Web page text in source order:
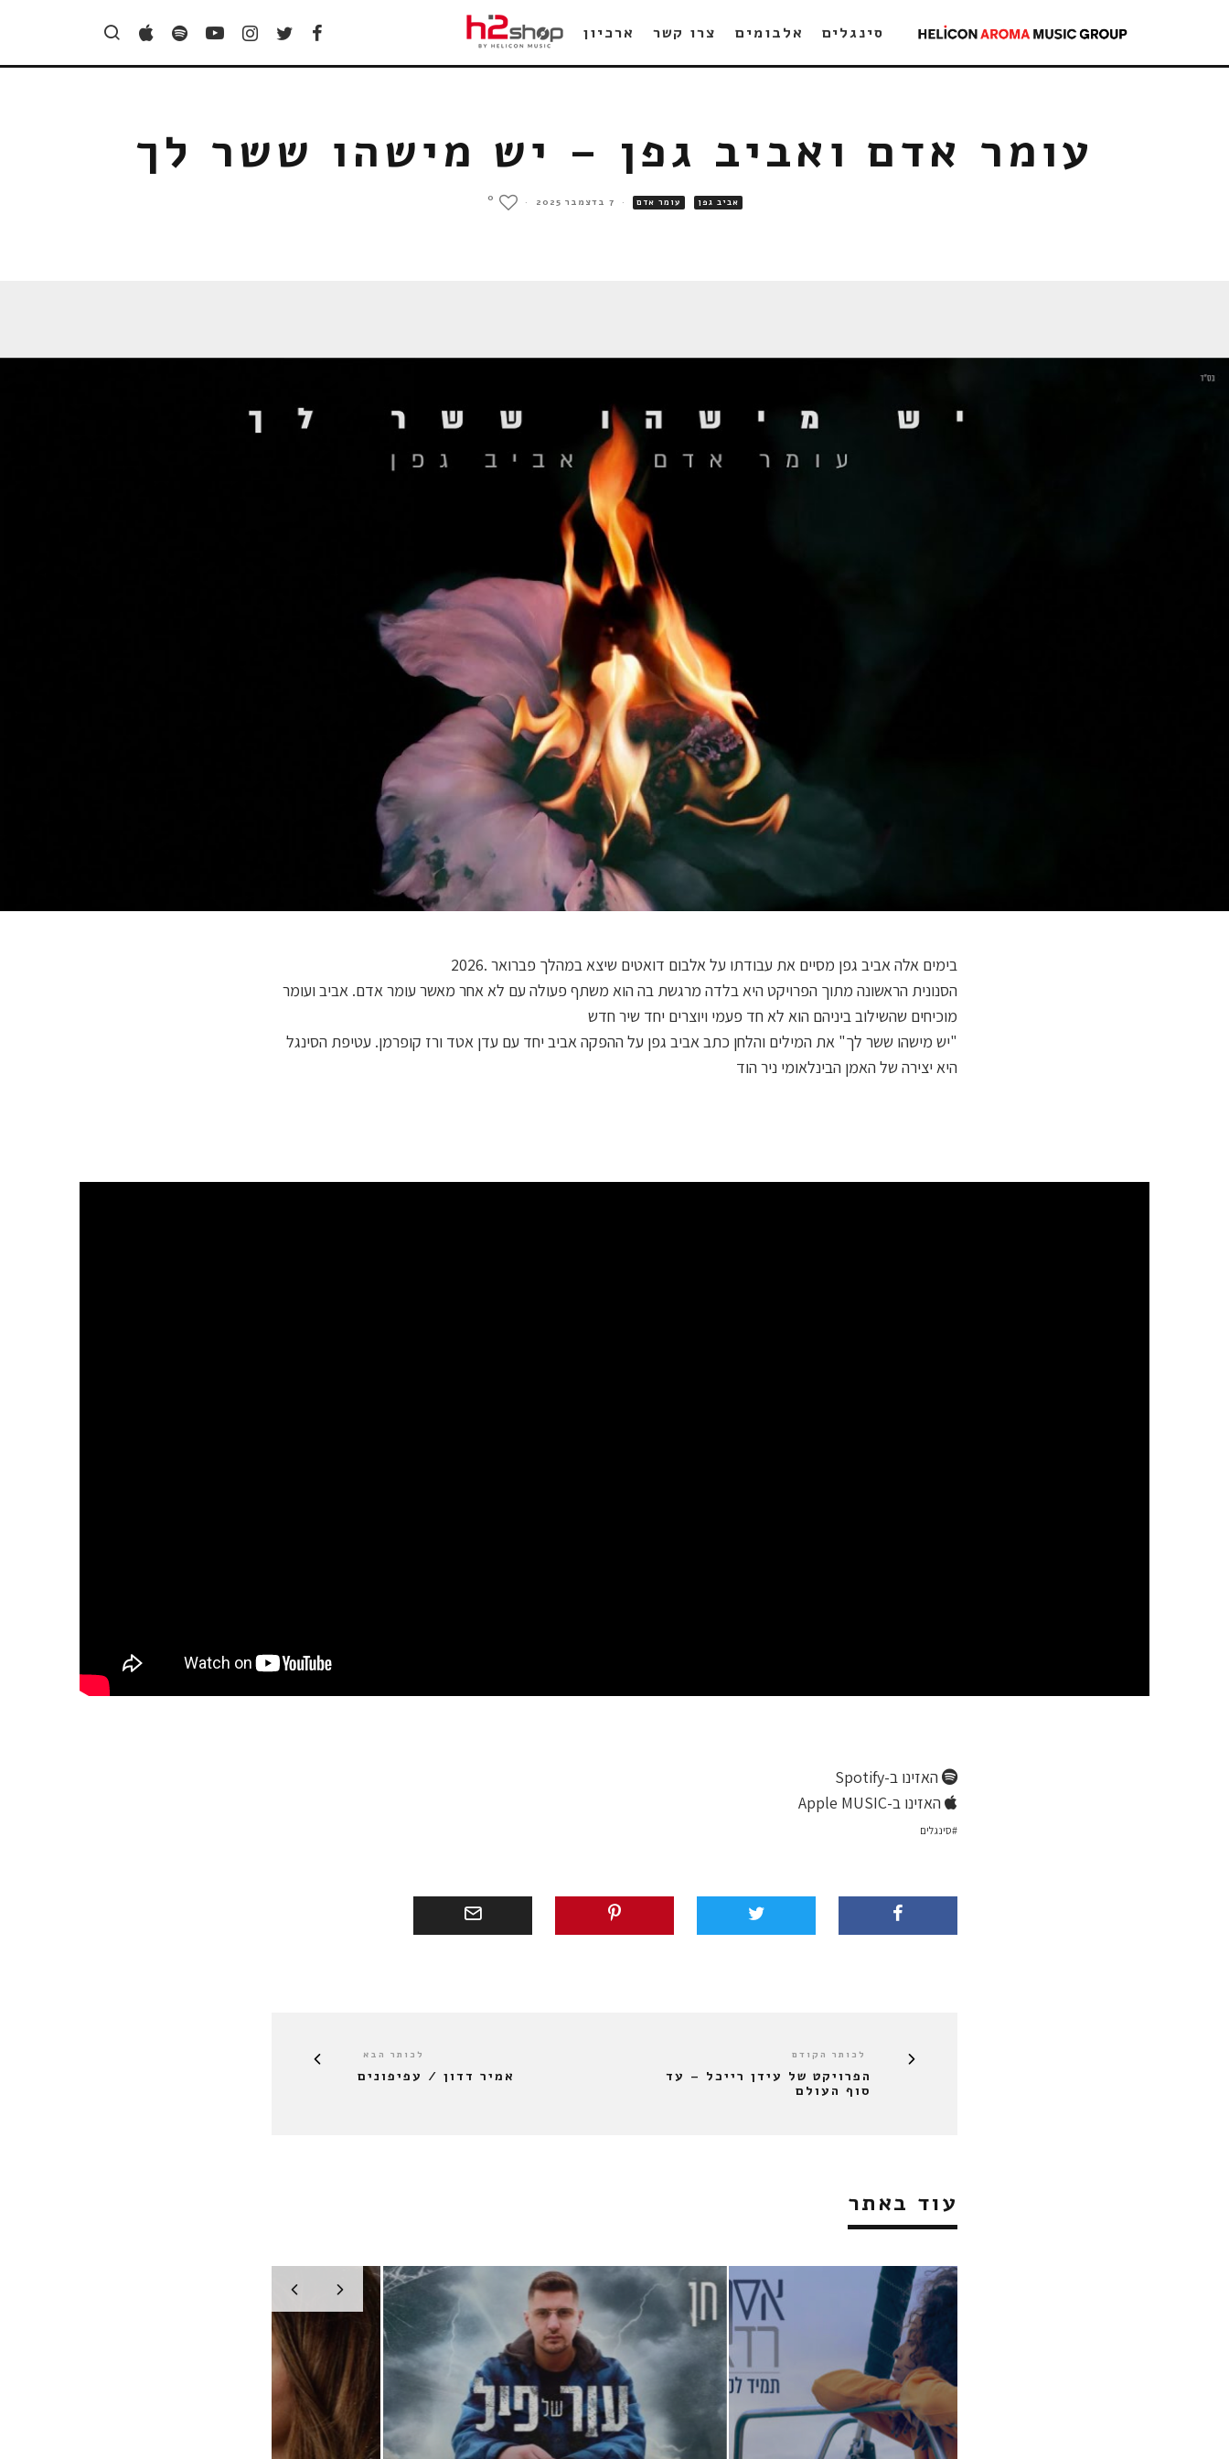
סינגלים אלבומים צרו קשר ארכיון
עומר אדם ואביב גפן – יש מישהו ששר לך
אביב גפן עומר אדם · 7 בדצמבר 2025 ·
0
בימים אלה אביב גפן מסיים את עבודתו על אלבום דואטים שיצא במהלך פברואר .2026
הסנונית הראשונה מתוך הפרויקט היא בלדה מרגשת בה הוא משתף פעולה עם לא אחר מאשר עומר אדם. אביב ועומר
מוכיחים שהשילוב ביניהם הוא לא חד פעמי ויוצרים יחד שיר חדש
"יש מישהו ששר לך" את המילים והלחן כתב אביב גפן על ההפקה אביב יחד עם עדן אטד ורז קופרמן. עטיפת הסינגל
היא יצירה של האמן הבינלאומי ניר הוד
האזינו ב-Spotify
האזינו ב-Apple MUSIC
סינגלים
לכותר הקודם
הפרויקט של עידן רייכל – עד
סוף העולם
לכותר הבא
אמיר דדון / עפיפונים
עוד באתר